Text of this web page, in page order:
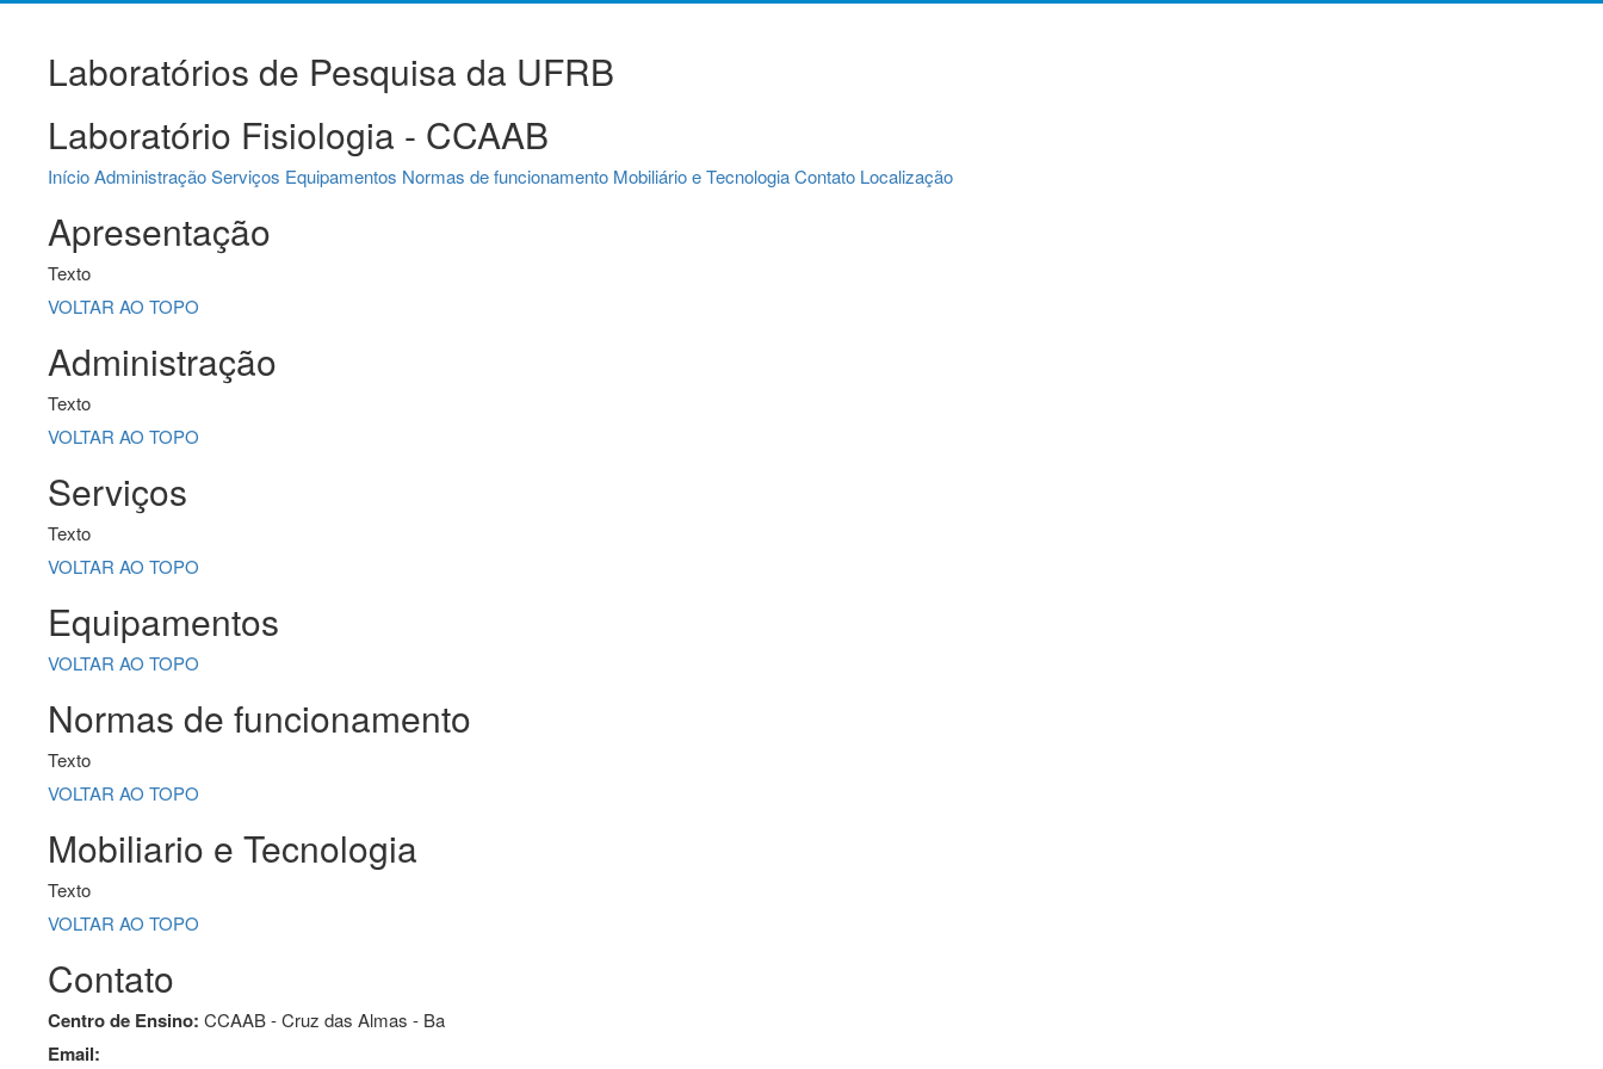
Laboratórios de Pesquisa da UFRB
Laboratório Fisiologia - CCAAB
InícioAdministraçãoServiços Equipamentos Normas de funcionamento Mobiliário e TecnologiaContato Localização
Apresentação
Texto
VOLTAR AO TOPO
Administração
Texto
VOLTAR AO TOPO
Serviços
Texto
VOLTAR AO TOPO
Equipamentos
VOLTAR AO TOPO
Normas de funcionamento
Texto
VOLTAR AO TOPO
Mobiliario e Tecnologia
Texto
VOLTAR AO TOPO
Contato
Centro de Ensino: CCAAB - Cruz das Almas - Ba
Email: